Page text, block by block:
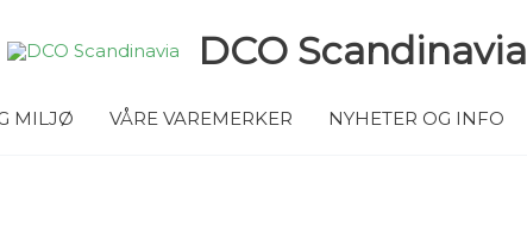
DCO Scandinavia
MILJØ VÅRE VAREMERKER NYHETER OG INFO